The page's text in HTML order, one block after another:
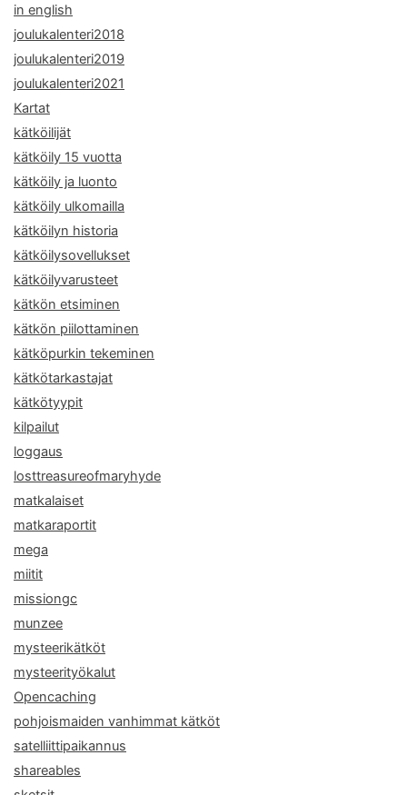
in english
joulukalenteri2018
joulukalenteri2019
joulukalenteri2021
Kartat
kätköilijät
kätköily 15 vuotta
kätköily ja luonto
kätköily ulkomailla
kätköilyn historia
kätköilysovellukset
kätköilyvarusteet
kätkön etsiminen
kätkön piilottaminen
kätköpurkin tekeminen
kätkötarkastajat
kätkötyypit
kilpailut
loggaus
losttreasureofmaryhyde
matkalaiset
matkaraportit
mega
miitit
missiongc
munzee
mysteerikätköt
mysteerityökalut
Opencaching
pohjoismaiden vanhimmat kätköt
satelliittipaikannus
shareables